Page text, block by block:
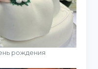
рождения